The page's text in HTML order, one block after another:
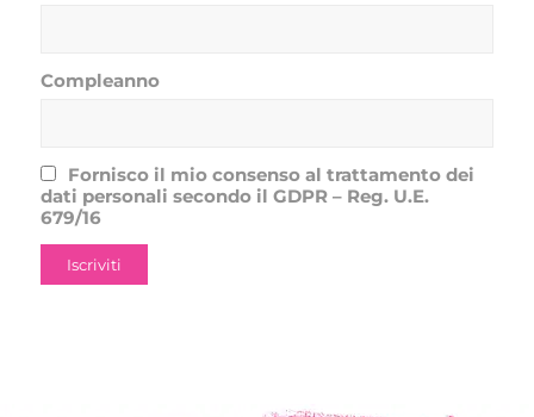
Compleanno
Fornisco il mio consenso al trattamento dei
dati personali secondo il GDPR – Reg. U.E.
679/16